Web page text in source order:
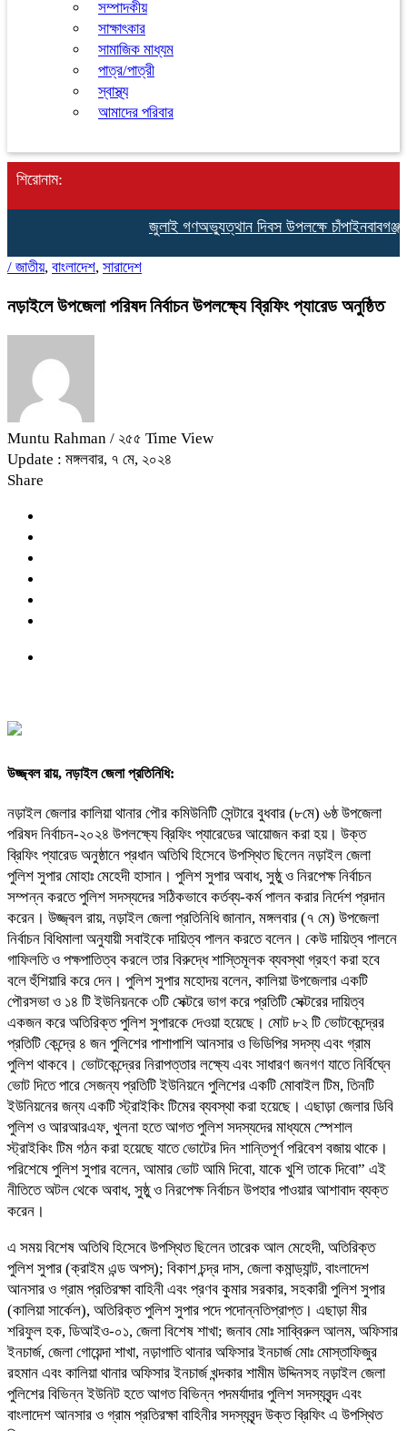
সম্পাদকীয়
সাক্ষাৎকার
সামাজিক মাধ্যম
পাত্র/পাত্রী
স্বাস্থ্য
আমাদের পরিবার
শিরোনাম:
জুলাই গণঅভ্যুত্থান দিবস উপলক্ষে চাঁপাইনবাবগঞ্জ
/ জাতীয়, বাংলাদেশ, সারাদেশ
নড়াইলে উপজেলা পরিষদ নির্বাচন উপলক্ষ্যে ব্রিফিং প্যারেড অনুষ্ঠিত
Muntu Rahman / ২৫৫ Time View
Update : মঙ্গলবার, ৭ মে, ২০২৪
Share
উজ্জ্বল রায়, নড়াইল জেলা প্রতিনিধি:
নড়াইল জেলার কালিয়া থানার পৌর কমিউনিটি সেন্টারে বুধবার (৮মে) ৬ষ্ঠ উপজেলা
পরিষদ নির্বাচন-২০২৪ উপলক্ষ্যে ব্রিফিং প্যারেডের আয়োজন করা হয়। উক্ত
ব্রিফিং প্যারেড অনুষ্ঠানে প্রধান অতিথি হিসেবে উপস্থিত ছিলেন নড়াইল জেলা
পুলিশ সুপার মোহাঃ মেহেদী হাসান। পুলিশ সুপার অবাধ, সুষ্ঠু ও নিরপেক্ষ নির্বাচন
সম্পন্ন করতে পুলিশ সদস্যদের সঠিকভাবে কর্তব্য-কর্ম পালন করার নির্দেশ প্রদান
করেন। উজ্জ্বল রায়, নড়াইল জেলা প্রতিনিধি জানান, মঙ্গলবার (৭ মে) উপজেলা
নির্বাচন বিধিমালা অনুযায়ী সবাইকে দায়িত্ব পালন করতে বলেন। কেউ দায়িত্ব পালনে
গাফিলতি ও পক্ষপাতিত্ব করলে তার বিরুদ্ধে শাস্তিমূলক ব্যবস্থা গ্রহণ করা হবে
বলে হুঁশিয়ারি করে দেন। পুলিশ সুপার মহোদয় বলেন, কালিয়া উপজেলার একটি
পৌরসভা ও ১৪ টি ইউনিয়নকে ৩টি সেক্টরে ভাগ করে প্রতিটি সেক্টরের দায়িত্ব
একজন করে অতিরিক্ত পুলিশ সুপারকে দেওয়া হয়েছে। মোট ৮২ টি ভোটকেন্দ্রের
প্রতিটি কেন্দ্রে ৪ জন পুলিশের পাশাপাশি আনসার ও ভিডিপির সদস্য এবং গ্রাম
পুলিশ থাকবে। ভোটকেন্দ্রের নিরাপত্তার লক্ষ্যে এবং সাধারণ জনগণ যাতে নির্বিঘ্নে
ভোট দিতে পারে সেজন্য প্রতিটি ইউনিয়নে পুলিশের একটি মোবাইল টিম, তিনটি
ইউনিয়নের জন্য একটি স্ট্রাইকিং টিমের ব্যবস্থা করা হয়েছে। এছাড়া জেলার ডিবি
পুলিশ ও আরআরএফ, খুলনা হতে আগত পুলিশ সদস্যদের মাধ্যমে স্পেশাল
স্ট্রাইকিং টিম গঠন করা হয়েছে যাতে ভোটের দিন শান্তিপূর্ণ পরিবেশ বজায় থাকে।
পরিশেষে পুলিশ সুপার বলেন, আমার ভোট আমি দিবো, যাকে খুশি তাকে দিবো” এই
নীতিতে অটল থেকে অবাধ, সুষ্ঠু ও নিরপেক্ষ নির্বাচন উপহার পাওয়ার আশাবাদ ব্যক্ত
করেন।
এ সময় বিশেষ অতিথি হিসেবে উপস্থিত ছিলেন তারেক আল মেহেদী, অতিরিক্ত
পুলিশ সুপার (ক্রাইম এন্ড অপস্); বিকাশ চন্দ্র দাস, জেলা কমান্ড্যান্ট, বাংলাদেশ
আনসার ও গ্রাম প্রতিরক্ষা বাহিনী এবং প্রণব কুমার সরকার, সহকারী পুলিশ সুপার
(কালিয়া সার্কেল), অতিরিক্ত পুলিশ সুপার পদে পদোন্নতিপ্রাপ্ত। এছাড়া মীর
শরিফুল হক, ডিআইও-০১, জেলা বিশেষ শাখা; জনাব মোঃ সাব্বিরুল আলম, অফিসার
ইনচার্জ, জেলা গোয়েন্দা শাখা, নড়াগাতি থানার অফিসার ইনচার্জ মোঃ মোস্তাফিজুর
রহমান এবং কালিয়া থানার অফিসার ইনচার্জ খন্দকার শামীম উদ্দিনসহ নড়াইল জেলা
পুলিশের বিভিন্ন ইউনিট হতে আগত বিভিন্ন পদমর্যাদার পুলিশ সদস্যবৃন্দ এবং
বাংলাদেশ আনসার ও গ্রাম প্রতিরক্ষা বাহিনীর সদস্যবৃন্দ উক্ত ব্রিফিং এ উপস্থিত